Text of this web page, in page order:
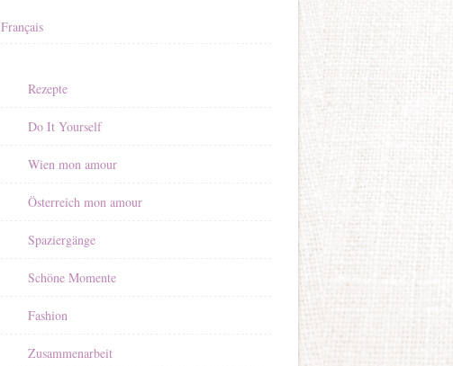
Français
Rezepte
Do It Yourself
Wien mon amour
Österreich mon amour
Spaziergänge
Schöne Momente
Fashion
Zusammenarbeit